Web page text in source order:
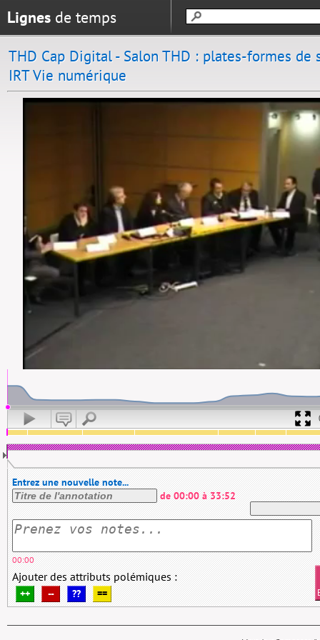
Lignes de temps
THD Cap Digital - Salon THD : plates-formes de
IRT Vie numérique
Entrez une nouvelle note...
de 00:00 à 33:52
00:00
Ajouter des attributs polémiques :
++ -- ?? ==